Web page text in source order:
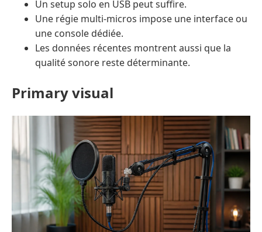
Un setup solo en USB peut suffire.
Une régie multi-micros impose une interface ou
une console dédiée.
Les données récentes montrent aussi que la
qualité sonore reste déterminante.
Primary visual